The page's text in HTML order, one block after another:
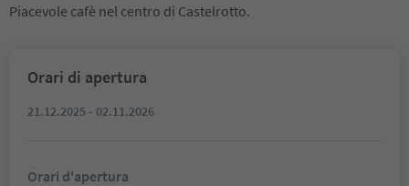
Piacevole cafè nel centro di Castelrotto.
Orari di apertura
21.12.2025 - 02.11.2026
Orari d'apertura